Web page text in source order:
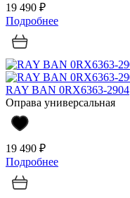
19 490 ₽
Подробнее
RAY BAN 0RX6363-2904
Оправа универсальная
19 490 ₽
Подробнее